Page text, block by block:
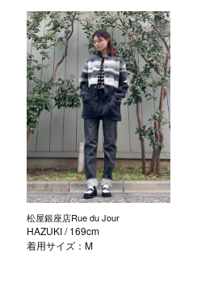
松屋銀座店Rue du Jour
HAZUKI/ 169cm
着用サイズ：M